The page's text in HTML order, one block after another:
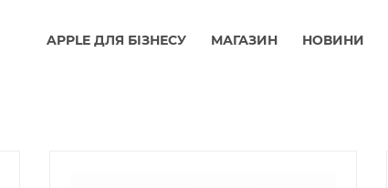
APPLE ДЛЯ БІЗНЕСУ МАГАЗИН НОВИНИ